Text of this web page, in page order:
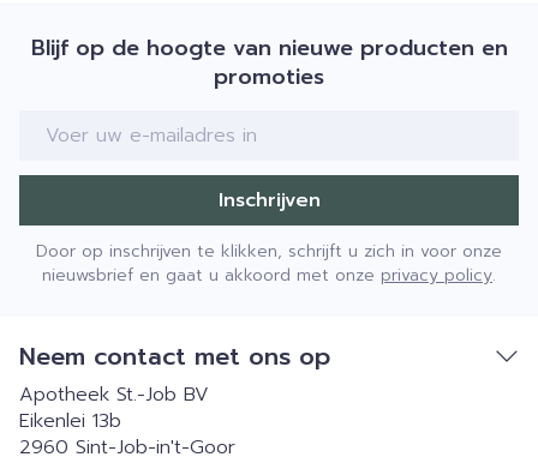
Blijf op de hoogte van nieuwe producten en
promoties
E-mail adres
Inschrijven
Door op inschrijven te klikken, schrijft u zich in voor onze
nieuwsbrief en gaat u akkoord met onze privacy policy.
Neem contact met ons op
Apotheek St.-Job BV
Eikenlei 13b
2960 Sint-Job-in't-Goor